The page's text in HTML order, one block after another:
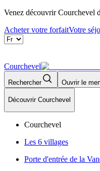
Venez découvrir Courchevel
Acheter votre forfaitVotre
Courchevel
Rechercher Ouvrir le
Découvrir Courchevel
Courchevel
Les 6 villages
Porte d'entrée de la